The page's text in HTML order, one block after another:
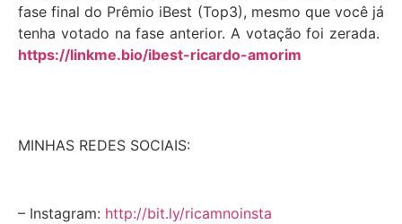
fase final do Prêmio iBest (Top3), mesmo que você já
tenha votado na fase anterior. A votação foi zerada.
https://linkme.bio/ibest-ricardo-amorim
MINHAS REDES SOCIAIS:
– Instagram: http://bit.ly/ricamnoinsta